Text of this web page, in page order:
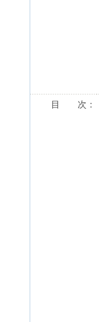
目 次：